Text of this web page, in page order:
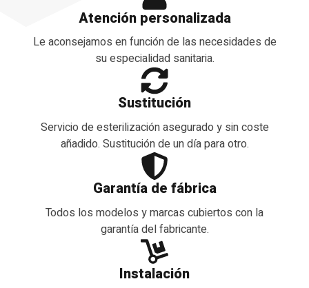
Atención personalizada
Le aconsejamos en función de las necesidades de
su especialidad sanitaria.
Sustitución
Servicio de esterilización asegurado y sin coste
añadido. Sustitución de un día para otro.
Garantía de fábrica
Todos los modelos y marcas cubiertos con la
garantía del fabricante.
Instalación